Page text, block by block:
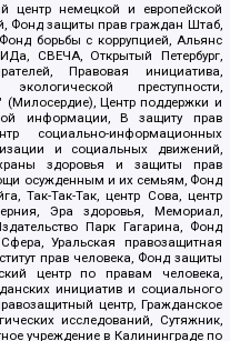
центр немецкой и европейской
Фонд защиты прав граждан Штаб,
борьбы с коррупцией, Альянс
СВЕЧА, Открытый Петербург,
Правовая инициатива,
преступности,
Центр поддержки и
информации, В защиту прав
социально-информационных
и социальных движений,
здоровья и защиты прав
осужденным и их семьям, Фонд
Так-Так-Так, центр Сова, центр
Эра здоровья, Мемориал,
Парк Гагарина, Фонд
Уральская правозащитная
прав человека, Фонд защиты
центр по правам человека,
инициатив и социального
центр, Гражданское
исследований, Сутяжник,
учреждение в Калининграде по